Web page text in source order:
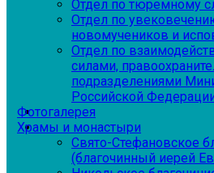
Отдел по тюремному
Отдел по
новомучеников и
Отдел по
силами,
подразделениями
Российской
Фотогалерея
Храмы и монастыри
Свято-Стефановское
(благочинный иерей